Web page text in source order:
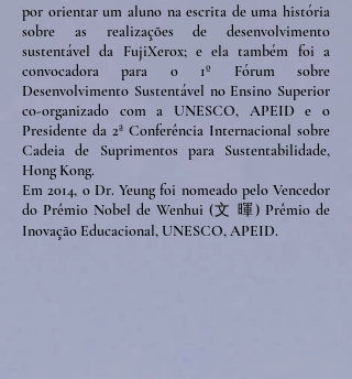
por orientar um aluno na escrita de uma história
sobre as realizações de desenvolvimento
sustentável da FujiXerox; e ela também foi a
convocadora para o 1º Fórum sobre
Desenvolvimento Sustentável no Ensino Superior
co-organizado com a UNESCO, APEID e o
Presidente da 2ª Conferência Internacional sobre
Cadeia de Suprimentos para Sustentabilidade,
Hong Kong.
Em 2014, o Dr. Yeung foi nomeado pelo Vencedor
do Prêmio Nobel de Wenhui (文 暉) Prêmio de
Inovação Educacional, UNESCO, APEID.